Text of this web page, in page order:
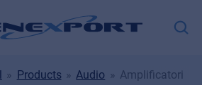
Products Audio Amplificatori